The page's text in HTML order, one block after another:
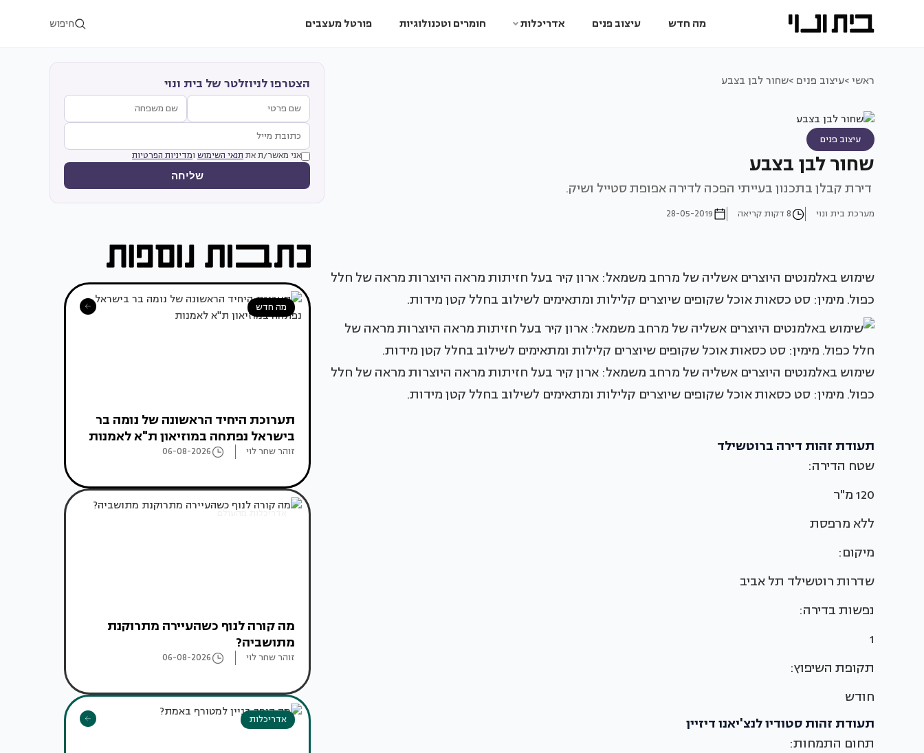
מה חדש עיצוב פנים אדריכלות חומרים וטכנולוגיות פורטל מעצבים חיפוש
ראשי >עיצוב פנים >שחור לבן בצבע
עיצוב פנים
שחור לבן בצבע
דירת קבלן בתכנון בעייתי הפכה לדירה אפופת סטייל ושיק.
מערכת בית ונוי 8 דקות קריאה 28-05-2019
שימוש באלמנטים היוצרים אשליה של מרחב משמאל: ארון קיר בעל חזיתות מראה היוצרות מראה של חלל
כפול. מימין: סט כסאות אוכל שקופים שיוצרים קלילות ומתאימים לשילוב בחלל קטן מידות.
שימוש באלמנטים היוצרים אשליה של מרחב משמאל: ארון קיר בעל חזיתות מראה היוצרות מראה של חלל
כפול. מימין: סט כסאות אוכל שקופים שיוצרים קלילות ומתאימים לשילוב בחלל קטן מידות.
תעודת זהות דירה ברוטשילד
שטח הדירה:
120 מ"ר
ללא מרפסת
מיקום:
שדרות רוטשילד תל אביב
נפשות בדירה:
1
תקופת השיפוץ:
חודש
תעודת זהות סטודיו לנצ'יאנו דיזיין
תחום התמחות:
הצטרפו לניוזלטר של בית ונוי
אני מאשר/ת את תנאי השימוש ומדיניות הפרטיות
שליחה
מה חדש
תערוכת היחיד הראשונה של נומה בר
בישראל נפתחה במוזיאון ת"א לאמנות
זוהר שחר לוי 06-08-2026
אדריכלות מהעולם
מה קורה לנוף כשהעיירה מתרוקנת
מתושביה?
זוהר שחר לוי 06-08-2026
אדריכלות